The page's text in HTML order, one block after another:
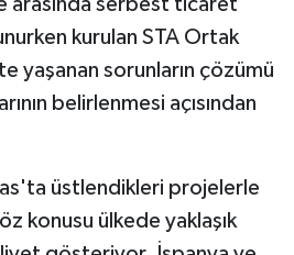
kurulan STA Ortak
yaşanan sorunların çözümü
belirlenmesi açısından
üstlendikleri projelerle
konusu ülkede yaklaşık